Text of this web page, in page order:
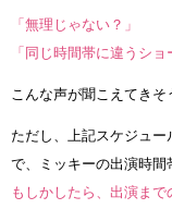
「無理じゃない？」
「同じ時間帯に違うショ
こんな声が聞こえてきそ
ただし、上記スケジュ
で、ミッキーの出演時間
もしかしたら、出演ま